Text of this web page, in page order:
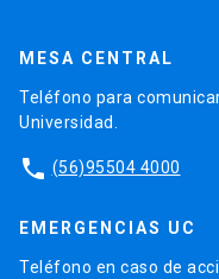
MESA CENTRAL
Teléfono para
Universidad.
phone (56)95504 4000
EMERGENCIAS UC
Teléfono en caso de